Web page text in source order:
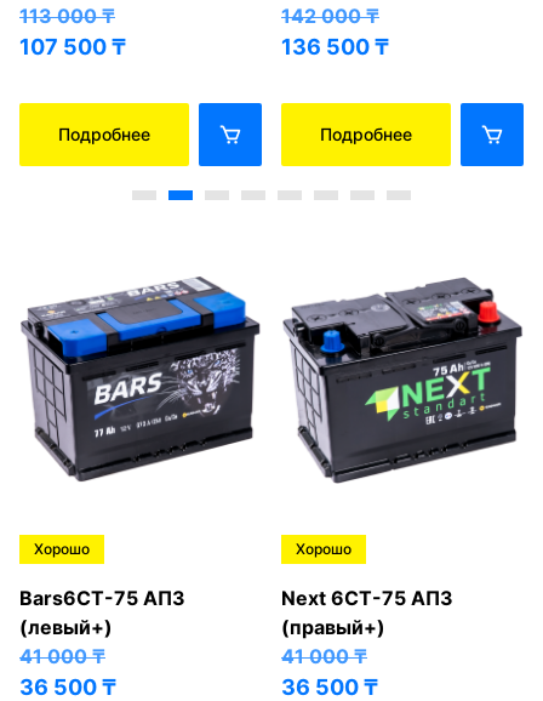
113 000₸
107 500₸
Подробнее
142 000₸
136 500₸
Подробнее
Хорошо
Bars6СТ-75 АПЗ
(левый+)
41 000₸
36 500₸
Хорошо
Next 6СТ-75 АПЗ
(правый+)
41 000₸
36 500₸